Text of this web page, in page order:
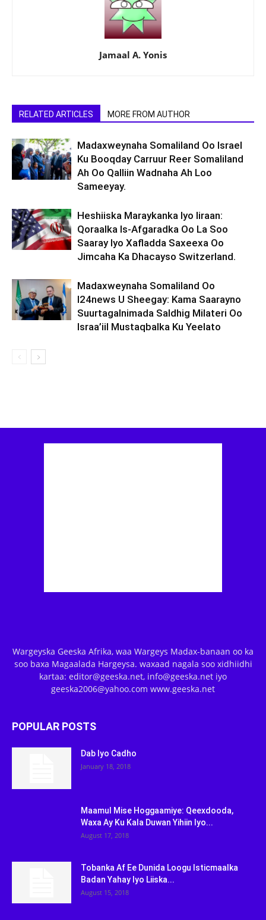
Jamaal A. Yonis
RELATED ARTICLES MORE FROM AUTHOR
Madaxweynaha Somaliland Oo Israel
Ku Booqday Carruur Reer Somaliland
Ah Oo Qalliin Wadnaha Ah Loo
Sameeyay.
Heshiiska Maraykanka Iyo Iiraan:
Qoraalka Is-Afgaradka Oo La Soo
Saaray Iyo Xafladda Saxeexa Oo
Jimcaha Ka Dhacayso Switzerland.
Madaxweynaha Somaliland Oo
I24news U Sheegay: Kama Saarayno
Suurtagalnimada Saldhig Milateri Oo
Israa’iil Mustaqbalka Ku Yeelato
Wargeyska Geeska Afrika, waa Wargeys Madax-banaan oo ka
soo baxa Magaalada Hargeysa. waxaad nagala soo xidhiidhi
kartaa: editor@geeska.net, info@geeska.net iyo
geeska2006@yahoo.com www.geeska.net
POPULAR POSTS
Dab Iyo Cadho
January 18, 2018
Maamul Mise Hoggaamiye: Qeexdooda,
Waxa Ay Ku Kala Duwan Yihiin Iyo...
August 17, 2018
Tobanka Af Ee Dunida Loogu Isticmaalka
Badan Yahay Iyo Liiska...
August 15, 2018